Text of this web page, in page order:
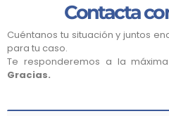
Contacta
Cuéntanos tu situación y juntos
para tu caso.
Te responderemos a la
Gracias.